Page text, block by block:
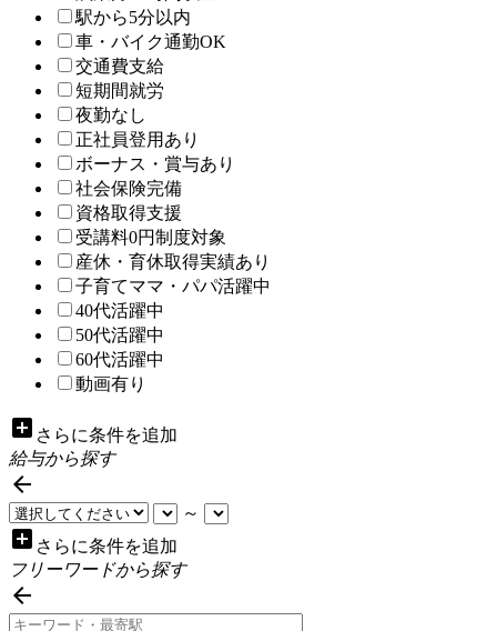
駅から5分以内
車・バイク通勤OK
交通費支給
短期間就労
夜勤なし
正社員登用あり
ボーナス・賞与あり
社会保険完備
資格取得支援
受講料0円制度対象
産休・育休取得実績あり
子育てママ・パパ活躍中
40代活躍中
50代活躍中
60代活躍中
動画有り
add_box さらに条件を追加
給与から探す

～
add_box さらに条件を追加
フリーワードから探す
